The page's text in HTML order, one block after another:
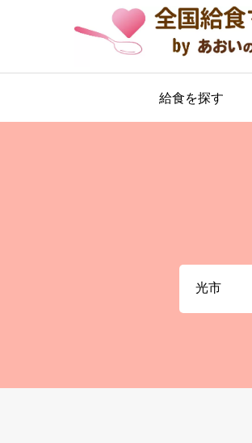
給食を探す